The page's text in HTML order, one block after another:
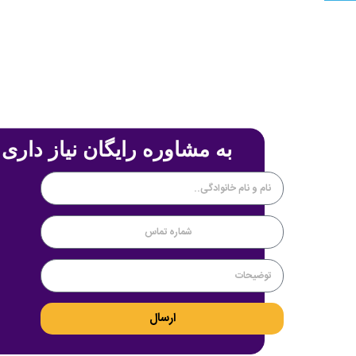
به مشاوره رایگان نیاز
ارسال